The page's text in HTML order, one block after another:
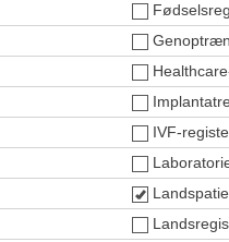
IVF-